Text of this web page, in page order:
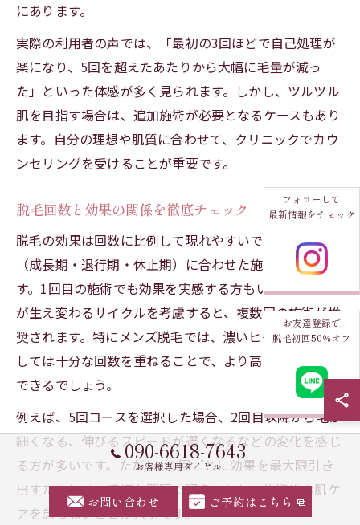
にあります。
実際の利用者の声では、「最初の3回ほどで自己処理が
楽になり、5回を超えたあたりから大幅に毛量が減っ
た」といった体感が多く見られます。しかし、ツルツル
肌を目指す場合は、追加施術が必要となるケースもあり
ます。自分の理想や肌質に合わせて、クリニックでカウ
ンセリングを受けることが重要です。
脱毛回数と効果の関係を徹底チェック
脱毛の効果は回数に比例して現れやすいですが、毛周期
（成長期・退行期・休止期）に合わせた施術が必要で
す。1回目の施術でも効果を実感する方もいますが、毛
が生え変わるサイクルを考慮すると、複数回の施術が推
奨されます。特にメンズ脱毛では、濃いヒゲや体毛に対
しては十分な回数を重ねることで、より高い効果を実感
できるでしょう。
例えば、5回コースを選択した場合、2回目以降から毛が
細くなる、伸びるスピードが遅くなるなどの変化を感じ
る方が多いです。ただし、1回ごとに効果を最大限引き
出すためには、適切な間隔で通うことと、施術後の肌ケ
アを怠らないことが大切です。
フォローして
最新情報をチェック
お友達登録で
脱毛初回50％オフ
090-6618-7643
お客様専用ダイヤル
お問い合わせ ご予約はこちら